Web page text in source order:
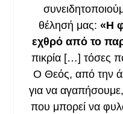
θέλησή μας: «Η
εχθρό από το
πικρία […] τόσες
Ο Θεός, από την
για να
που μπορεί να